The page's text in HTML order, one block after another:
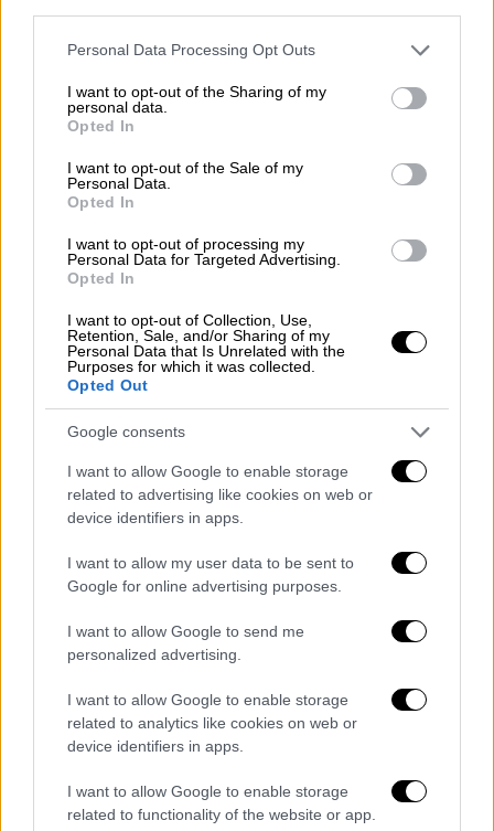
Please note that this website/app uses one or more Google
not limited to your visit or usage behaviour. You may click to
grant or deny consent to Google and its third-party tags to
use your data for below specified purposes in below Google
consent section.
Personal Data Processing Opt Outs
I want to opt-out of the Sharing of my
personal data.
Opted In
I want to opt-out of the Sale of my
Personal Data.
Opted In
I want to opt-out of processing my
Personal Data for Targeted Advertising.
Opted In
I want to opt-out of Collection, Use,
Retention, Sale, and/or Sharing of my
Personal Data that Is Unrelated with the
Purposes for which it was collected.
Opted Out
Google consents
I want to allow Google to enable storage
related to advertising like cookies on web or
device identifiers in apps.
I want to allow my user data to be sent to
Google for online advertising purposes.
I want to allow Google to send me
personalized advertising.
I want to allow Google to enable storage
related to analytics like cookies on web or
device identifiers in apps.
I want to allow Google to enable storage
related to functionality of the website or app.
ακολούθους στο Instagram, ανάρτησε βίντεο
στο οποίοφαίνεται να προσπαθεί να
ισορροπήσει πάνω σε πάγκο κουζίνας,
πατώντας σε κουτί βρεφικού γάλακτος και
κατσαρόλα, σε μια προσπάθεια να
αναπαραστήσει την εμβληματική σταυροπόδι
πόζα της Minaj.
Ωστόσο, η κατσαρόλα γλίστρησε και η
Marianaέπεσε με δύναμη προς τα πίσω, με
αποτέλεσμα να υποστεί κάταγμα στη
θωρακική μοίρα της σπονδυλικής στήλης
όπως έγραψε η ίδια αργότερα στα social
View this post on Instagram